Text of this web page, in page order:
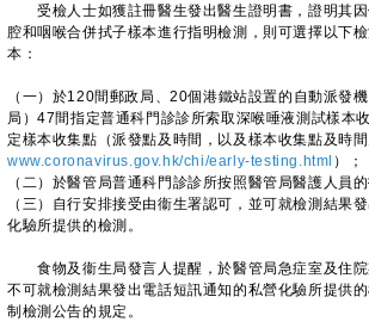
受檢人士如獲註冊醫生發出醫生證明書，證明其因
腔和咽喉合併拭子樣本進行指明檢測，則可選擇以下
本：
（一）於120間郵政局、20個港鐵站設置的自動派發
局）47間指定普通科門診診所索取深喉唾液測試樣本
定樣本收集點（派發點及時間，以及樣本收集點及時
www.coronavirus.gov.hk/chi/early-testing.html ）；
（二）於醫管局普通科門診診所按照醫管局醫護人員
（三）自行安排接受由衞生署認可，並可就檢測結果
化驗所提供的檢測。
食物及衞生局發言人提醒，於醫管局急症室及住院
不可就檢測結果發出電話短訊通知的私營化驗所提供
制檢測公告的規定。